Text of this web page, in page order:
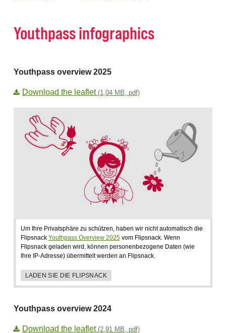
Youthpass infographics
Youthpass overview 2025
Download the leaflet (1,04 MB, pdf)
Um Ihre Privatsphäre zu schützen, haben wir nicht automatisch die
Flipsnack Youthpass Overview 2025vom Flipsnack. Wenn
Flipsnack geladen wird, können personenbezogene Daten (wie
Ihre IP-Adresse) übermittelt werden an Flipsnack.
LADEN SIE DIE FLIPSNACK
Youthpass overview 2024
Download the leaflet (2,91 MB, pdf)